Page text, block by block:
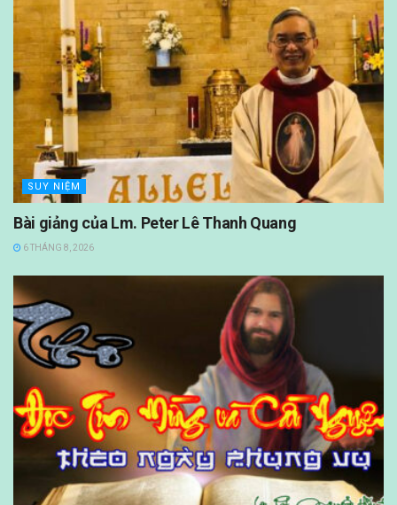
SUY NIỆM
Bài giảng của Lm. Peter Lê Thanh Quang
6 THÁNG 8, 2026